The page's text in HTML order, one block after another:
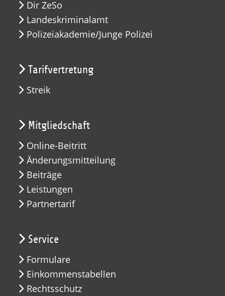
Dir ZeSo
Landeskriminalamt
Polizeiakademie/Junge Polizei
Tarifvertretung
Streik
Mitgliedschaft
Online-Beitritt
Änderungsmitteilung
Beiträge
Leistungen
Partnertarif
Service
Formulare
Einkommenstabellen
Rechtsschutz